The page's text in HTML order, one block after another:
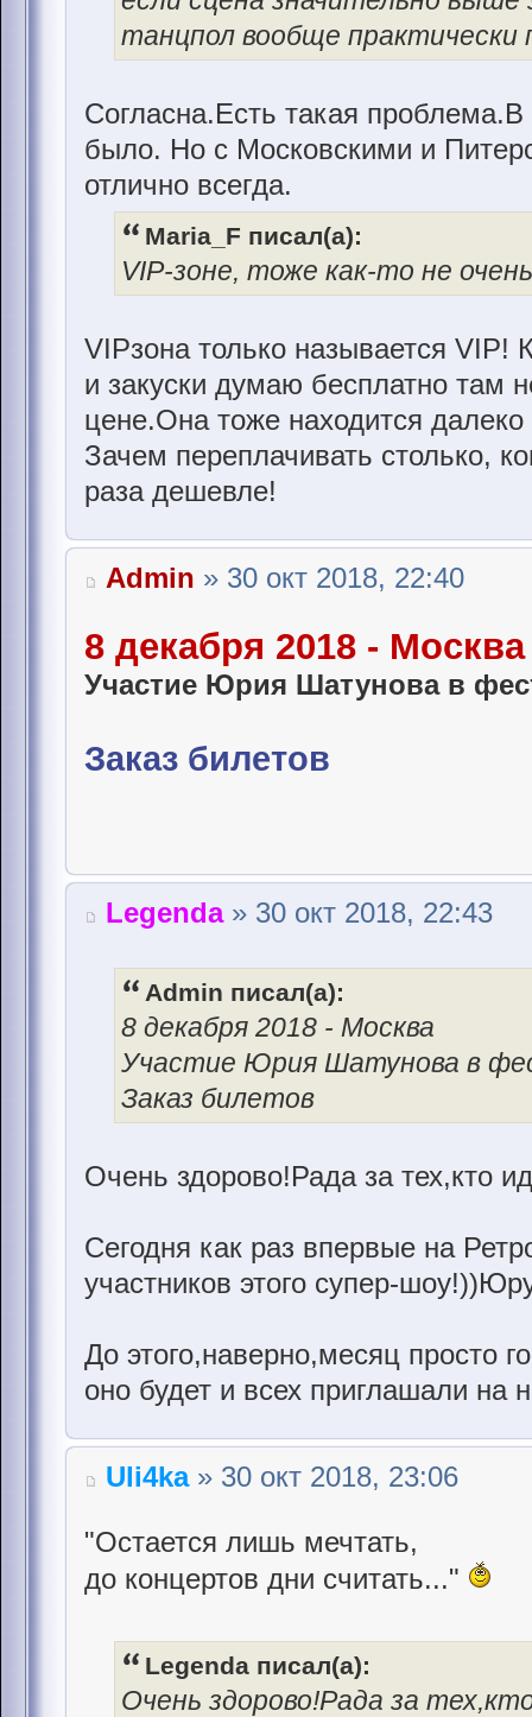
танцпол вообще практически
Согласна.Есть такая проблема.В
было. Но с Московскими и
отлично всегда.
Maria_F писал(а):
VIP-зоне, тоже как-то не
VIPзона только называется VIP!
и закуски думаю бесплатно там
цене.Она тоже находится
Зачем переплачивать столько,
раза дешевле!
Admin » 30 окт 2018, 22:40
8 декабря 2018 - Москва
Участие Юрия Шатунова в
Заказ билетов
Legenda» 30 окт 2018, 22:43
Admin писал(а):
8 декабря 2018 - Москва
Участие Юрия Шатунова в
Заказ билетов
Очень здорово!Рада за тех,кто
Сегодня как раз впервые на
участников этого супер-
До этого,наверно,месяц просто
оно будет и всех приглашали на
Uli4ka» 30 окт 2018, 23:06
"Остается лишь мечтать,
до концертов дни считать..."
Legenda писал(а):
Очень здорово!Рада за